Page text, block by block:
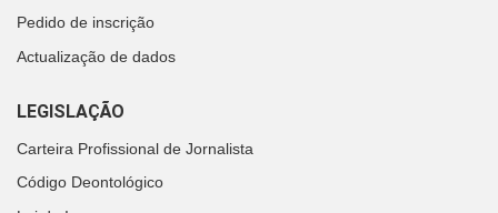
Pedido de inscrição
Actualização de dados
LEGISLAÇÃO
Carteira Profissional de Jornalista
Código Deontológico